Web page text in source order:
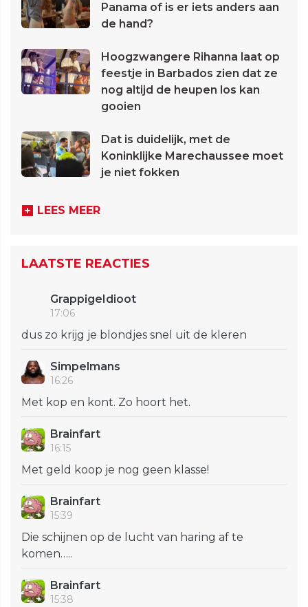
Panama of is er iets anders aan
de hand?
Hoogzwangere Rihanna laat op
feestje in Barbados zien dat ze
nog altijd de heupen los kan
gooien
Dat is duidelijk, met de
Koninklijke Marechaussee moet
je niet fokken
LEES MEER
LAATSTE REACTIES
GrappigeIdioot
17:06
dus zo krijg je blondjes snel uit de kleren
Simpelmans
16:26
Met kop en kont. Zo hoort het.
Brainfart
16:15
Met geld koop je nog geen klasse!
Brainfart
15:39
Die schijnen op de lucht van haring af te
komen…..
Brainfart
15:38